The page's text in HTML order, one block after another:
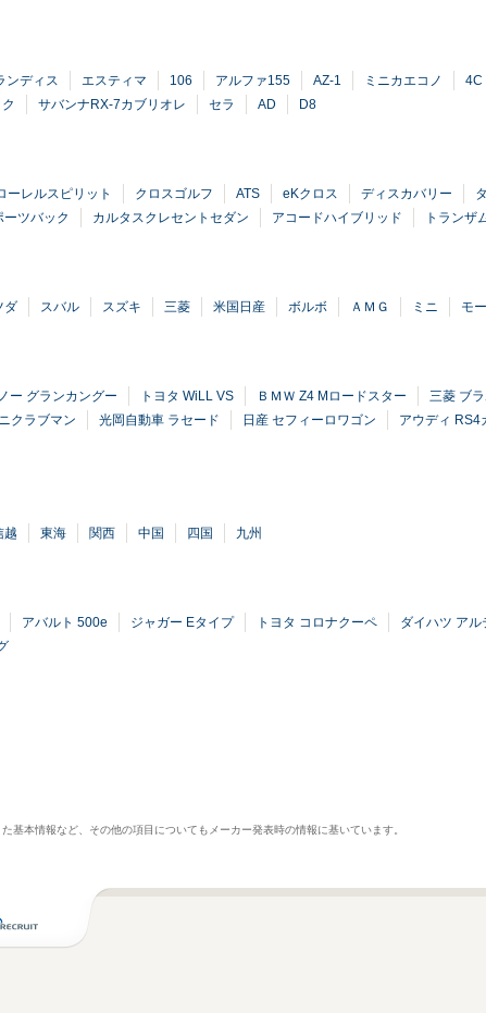
ンディス エスティマ 106 アルファ155 AZ-1 ミニカエコノ 4C
サバンナRX-7カブリオレ セラ AD D8
ーレルスピリット クロスゴルフ ATS eKクロス ディスカバリー
ーツバック カルタスクレセントセダン アコードハイブリッド トランザ
ダ スバル スズキ 三菱 米国日産 ボルボ ＡＭＧ ミニ モ
ー グランカングー トヨタ WiLL VS ＢＭＷ Z4 Mロードスター 三菱 ブ
クラブマン 光岡自動車 ラセード 日産 セフィーロワゴン アウディ RS4
越 東海 関西 中国 四国 九州
アバルト 500e ジャガー Eタイプ トヨタ コロナクーペ ダイハツ アル
基本情報など、その他の項目についてもメーカー発表時の情報に基いています。